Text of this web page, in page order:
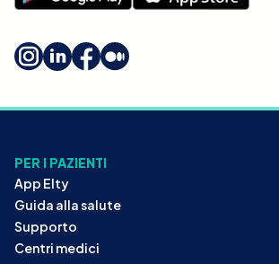
PER I PAZIENTI
App Elty
Guida alla salute
Supporto
Centri medici